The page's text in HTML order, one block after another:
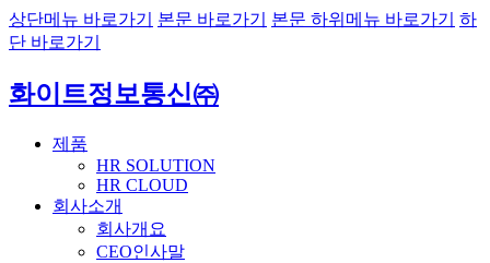
상단메뉴 바로가기 본문 바로가기 본문 하위메뉴 바로가기
하
단 바로가기
화이트정보통신㈜
제품
HR SOLUTION
HR CLOUD
회사소개
회사개요
CEO인사말